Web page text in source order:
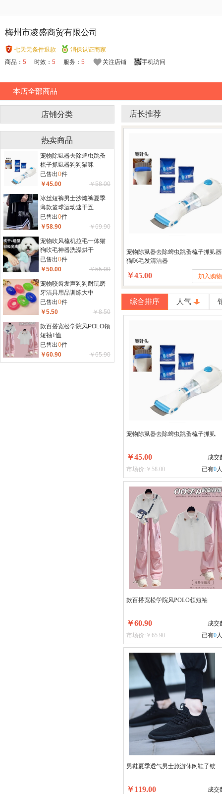
梅州市凌盛商贸有限公司
七天无条件退款
消保认证商家
商品： 5 时效： 5 服务： 5 关注店铺 手机访问
本店全部商品
店铺分类
热卖商品
宠物除虱器去除蜱虫跳蚤
梳子抓虱器狗狗猫咪
已售出0件
￥45.00
￥58.00
冰丝短裤男士沙滩裤夏季
薄款篮球运动速干五
已售出0件
￥58.90
￥69.90
宠物吹风梳机拉毛一体猫
狗吹毛神器洗澡烘干
已售出0件
￥50.00
￥55.00
宠物咬齿发声狗狗耐玩磨
牙洁具用品训练大中
已售出0件
￥5.50
￥8.50
款百搭宽松学院风POLO领
短袖T恤
已售出0件
￥60.90
￥65.90
店长推荐
宠物除虱器去除蜱虫跳蚤梳子抓虱
猫咪毛发清洁器
￥45.00 加入购
综合排序 人气
宠物除虱器去除蜱虫跳蚤梳子抓虱
￥45.00
成交
市场价:￥58.00
已有0
款百搭宽松学院风POLO领短袖
￥60.90
成交
市场价:￥65.90
已有0
男鞋夏季透气男士旅游休闲鞋子镂
￥119.00
成交